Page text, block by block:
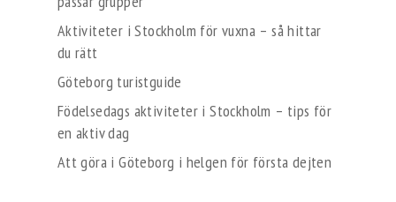
Aktiviteter i Stockholm för vuxna – så hittar
du rätt
Göteborg turistguide
Födelsedags aktiviteter i Stockholm – tips för
en aktiv dag
Att göra i Göteborg i helgen för första dejten